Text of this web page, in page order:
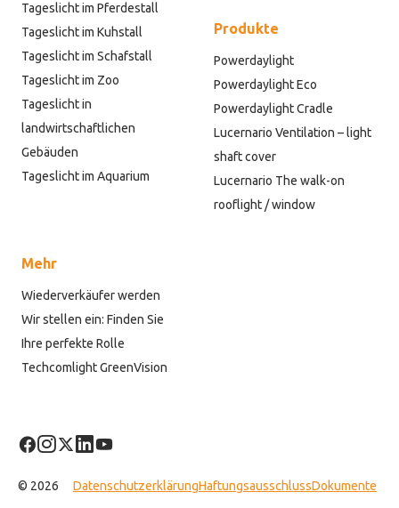
Tageslicht im Pferdestall
Tageslicht im Kuhstall
Tageslicht im Schafstall
Tageslicht im Zoo
Tageslicht in
landwirtschaftlichen
Gebäuden
Tageslicht im Aquarium
Produkte
Powerdaylight
Powerdaylight Eco
Powerdaylight Cradle
Lucernario Ventilation – light
shaft cover
Lucernario The walk-on
rooflight / window
Mehr
Wiederverkäufer werden
Wir stellen ein: Finden Sie
Ihre perfekte Rolle
Techcomlight GreenVision
© 2026 DatenschutzerklärungHaftungsausschlussDokumente